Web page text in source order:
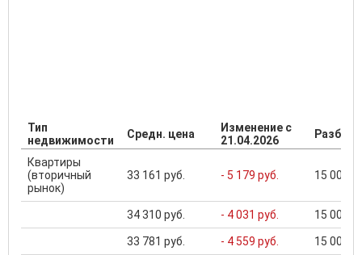
Тип
недвижимости
Средн. цена
Изменение с
21.04.2026
Квартиры
(вторичный
рынок)
33 161 руб. - 5 179 руб. 15 000
34 310 руб. - 4 031 руб. 15 000
33 781 руб. - 4 559 руб. 15 000